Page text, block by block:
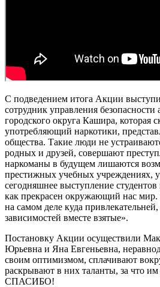
С подведением итога Акции
сотрудник управления
городского округа Кашира, которая
употребляющий наркотики,
общества. Такие люди не
родных и друзей, совершают
наркоманы в будущем лишаются
престижных учебных учреждениях,
сегодняшнее выступление студентов
как прекрасен окружающий нас
на самом деле куда
зависимостей вместе взятые».
Постановку Акции осуществили
Юрьевна и Яна Евгеньевна,
своим оптимизмом, сплачивают
раскрывают в них таланты, за что им
СПАСИБО!